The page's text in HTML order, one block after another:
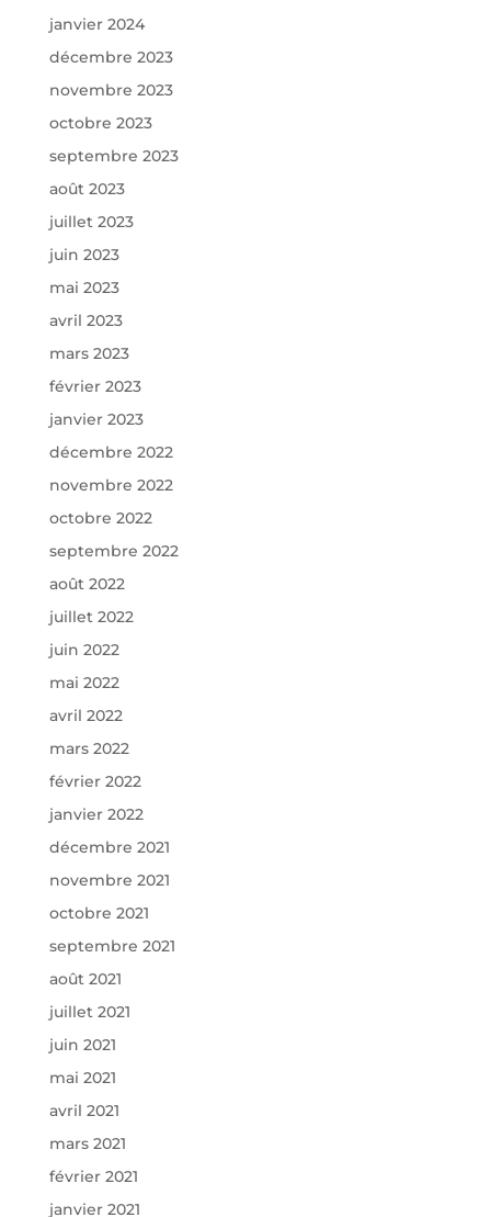
janvier 2024
décembre 2023
novembre 2023
octobre 2023
septembre 2023
août 2023
juillet 2023
juin 2023
mai 2023
avril 2023
mars 2023
février 2023
janvier 2023
décembre 2022
novembre 2022
octobre 2022
septembre 2022
août 2022
juillet 2022
juin 2022
mai 2022
avril 2022
mars 2022
février 2022
janvier 2022
décembre 2021
novembre 2021
octobre 2021
septembre 2021
août 2021
juillet 2021
juin 2021
mai 2021
avril 2021
mars 2021
février 2021
janvier 2021